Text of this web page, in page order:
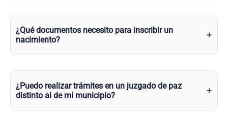
¿Qué documentos necesito para inscribir un
nacimiento?
¿Puedo realizar trámites en un juzgado de paz
distinto al de mi municipio?